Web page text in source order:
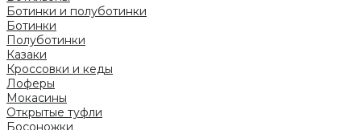
Ботинки и полуботинки
Ботинки
Полуботинки
Казаки
Кроссовки и кеды
Лоферы
Мокасины
Открытые туфли
Босоножки